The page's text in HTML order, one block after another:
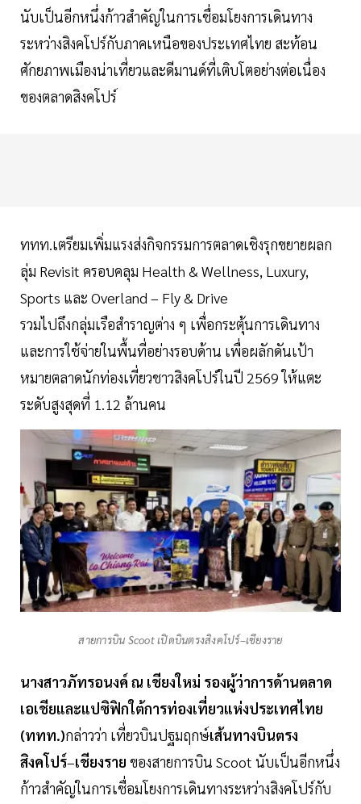
นับเป็นอีกหนึ่งก้าวสำคัญในการเชื่อมโยงการเดินทาง
ระหว่างสิงคโปร์กับภาคเหนือของประเทศไทย สะท้อน
ศักยภาพเมืองน่าเที่ยวและดีมานด์ที่เติบโตอย่างต่อเนื่อง
ของตลาดสิงคโปร์
ททท.เตรียมเพิ่มแรงส่งกิจกรรมการตลาดเชิงรุกขยายผลก
ลุ่ม Revisit ครอบคลุม Health & Wellness, Luxury,
Sports และ Overland – Fly & Drive
รวมไปถึงกลุ่มเรือสำราญต่าง ๆ เพื่อกระตุ้นการเดินทาง
และการใช้จ่ายในพื้นที่อย่างรอบด้าน เพื่อผลักดันเป้า
หมายตลาดนักท่องเที่ยวชาวสิงคโปร์ในปี 2569 ให้แตะ
ระดับสูงสุดที่ 1.12 ล้านคน
สายการบิน Scoot เปิดบินตรงสิงคโปร์–เชียงราย
นางสาวภัทรอนงค์ ณ เชียงใหม่ รองผู้ว่าการด้านตลาด
เอเชียและแปซิฟิกใต้การท่องเที่ยวแห่งประเทศไทย
(ททท.)กล่าวว่า เที่ยวบินปฐมฤกษ์เส้นทางบินตรง
สิงคโปร์–เชียงราย ของสายการบิน Scoot นับเป็นอีกหนึ่ง
ก้าวสำคัญในการเชื่อมโยงการเดินทางระหว่างสิงคโปร์กับ